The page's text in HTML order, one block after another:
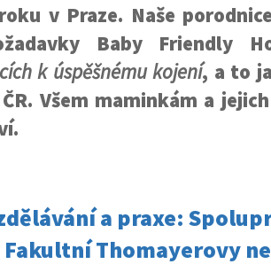
v Praze. Naše
Baby Friendly
k úspěšnému kojení, a to
Všem maminkám a
a praxe:
Fakultní Thomayerovy